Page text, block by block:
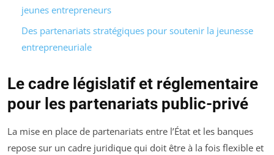
jeunes entrepreneurs
Des partenariats stratégiques pour soutenir la jeunesse
entrepreneuriale
Le cadre législatif et réglementaire
pour les partenariats public-privé
La mise en place de partenariats entre l’État et les banques
repose sur un cadre juridique qui doit être à la fois flexible et